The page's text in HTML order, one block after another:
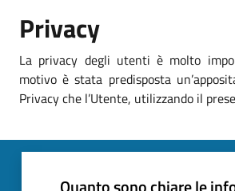
Privacy
La privacy degli utenti è molto
motivo è stata predisposta
Privacy che l’Utente, utilizzando il